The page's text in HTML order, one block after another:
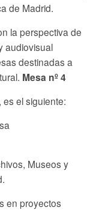
de Madrid.
la perspectiva de
audiovisual
destinadas a
Mesa nº 4
el siguiente:
Museos y
en proyectos